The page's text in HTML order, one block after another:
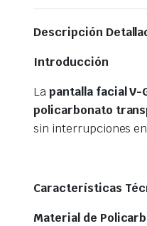
Descripción
Introducción
Lapantalla facial V-
policarbonato
sin interrupciones
Características
Material de